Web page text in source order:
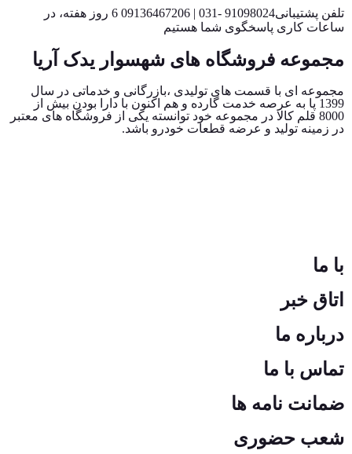
تلفن پشتیبانی91098024 -031 | 09136467206 6 روز هفته، در
ساعات کاری پاسخگوی شما هستیم
مجموعه فروشگاه های شهسوار یدک آریا
مجموعه ای با قسمت های تولیدی ،بازرگانی و خدماتی در سال
1399 پا به عرصه خدمت گارده و هم اکنون با دارا بودن بیش از
8000 قلم کالا در مجموعه خود توانسته یکی از فروشگاه های معتبر
در زمینه تولید و عرضه قطعات خودرو باشد.
با ما
اتاق خبر
درباره ما
تماس با ما
ضمانت نامه ها
شعب حضوری